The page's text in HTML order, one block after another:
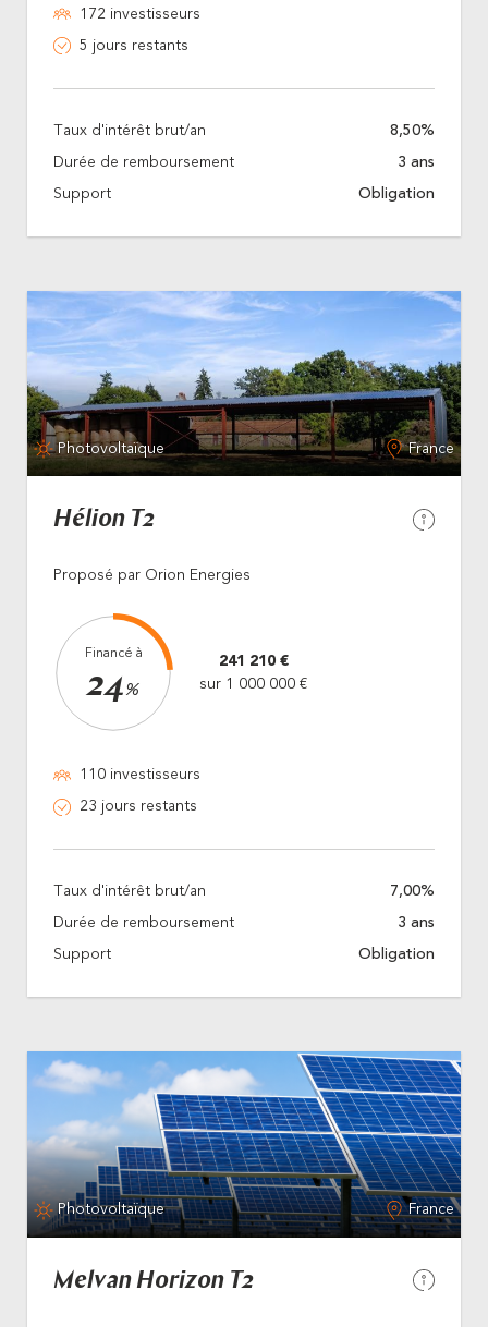
172 investisseurs
5 jours restants
Taux d'intérêt brut/an 8,50%
Durée de remboursement 3 ans
Support Obligation
Photovoltaïque France
Hélion T2
Proposé par Orion Energies
Financé à
24%
241 210 €
sur 1 000 000 €
110 investisseurs
23 jours restants
Taux d'intérêt brut/an 7,00%
Durée de remboursement 3 ans
Support Obligation
Photovoltaïque France
Melvan Horizon T2